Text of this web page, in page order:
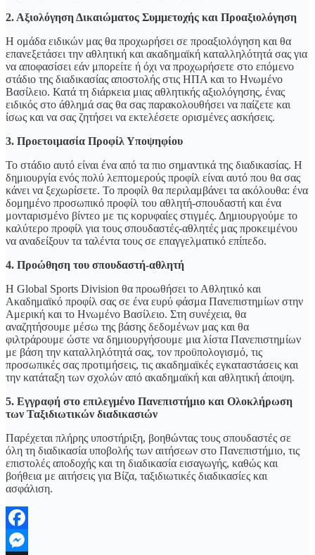
2. Αξιολόγηση Δικαιώματος Συμμετοχής και Προαξιολόγηση
Η ομάδα ειδικών μας θα προχωρήσει σε προαξιολόγηση και θα
επανεξετάσει την αθλητική και ακαδημαϊκή καταλληλότητά σας για
να αποφασίσει εάν μπορείτε ή όχι να προχωρήσετε στο επόμενο
στάδιο της διαδικασίας αποστολής στις ΗΠΑ και το Ηνωμένο
Βασίλειο. Κατά τη διάρκεια μιας αθλητικής αξιολόγησης, ένας
ειδικός στο άθλημά σας θα σας παρακολουθήσει να παίζετε και
ίσως και να σας ζητήσει να εκτελέσετε ορισμένες ασκήσεις.
3. Προετοιμασία Προφίλ Υποψηφίου
Το στάδιο αυτό είναι ένα από τα πιο σημαντικά της διαδικασίας. Η
δημιουργία ενός πολύ λεπτομερούς προφίλ είναι αυτό που θα σας
κάνει να ξεχωρίσετε. Το προφίλ θα περιλαμβάνει τα ακόλουθα: ένα
δομημένο προσωπικό προφίλ του αθλητή-σπουδαστή και ένα
μονταρισμένο βίντεο με τις κορυφαίες στιγμές. Δημιουργούμε το
καλύτερο προφίλ για τους σπουδαστές-αθλητές μας προκειμένου
να αναδείξουν τα ταλέντα τους σε επαγγελματικό επίπεδο.
4. Προώθηση του σπουδαστή-αθλητή
Η Global Sports Division θα προωθήσει το Αθλητικό και
Ακαδημαϊκό προφίλ σας σε ένα ευρύ φάσμα Πανεπιστημίων στην
Αμερική και το Ηνωμένο Βασίλειο. Στη συνέχεια, θα
αναζητήσουμε μέσω της βάσης δεδομένων μας και θα
φιλτράρουμε ώστε να δημιουργήσουμε μια λίστα Πανεπιστημίων
με βάση την καταλληλότητά σας, τον προϋπολογισμό, τις
προσωπικές σας προτιμήσεις, τις ακαδημαϊκές εγκαταστάσεις και
την κατάταξη των σχολών από ακαδημαϊκή και αθλητική άποψη.
5. Εγγραφή στο επιλεγμένο Πανεπιστήμιο και Ολοκλήρωση
των Ταξιδιωτικών διαδικασιών
Παρέχεται πλήρης υποστήριξη, βοηθώντας τους σπουδαστές σε
όλη τη διαδικασία υποβολής των αιτήσεων στο Πανεπιστήμιο, τις
επιστολές αποδοχής και τη διαδικασία εισαγωγής, καθώς και
βοήθεια με αιτήσεις για Βίζα, ταξιδιωτικές διαδικασίες και
ασφάλιση.
Facebook